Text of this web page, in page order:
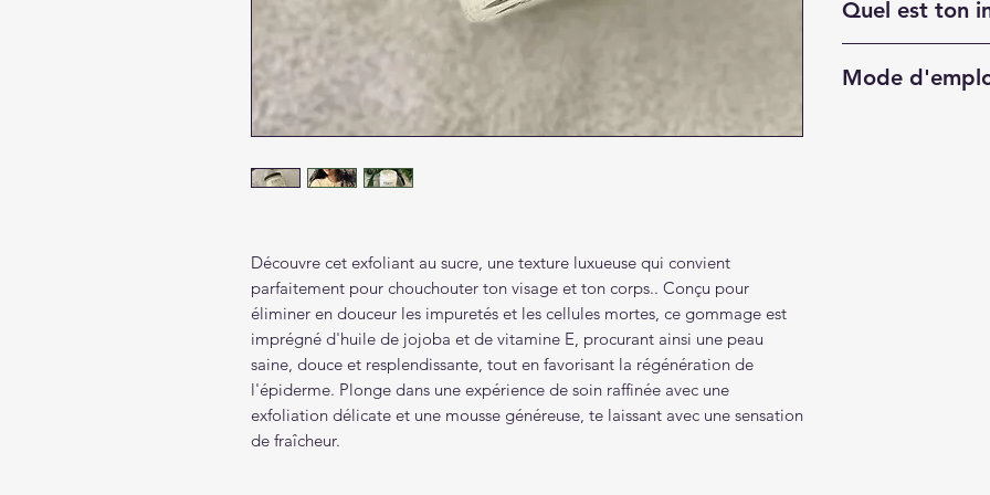
Découvre cet exfoliant au sucre, une texture luxueuse qui convient
parfaitement pour chouchouter ton visage et ton corps.. Conçu pour
éliminer en douceur les impuretés et les cellules mortes, ce gommage est
imprégné d'huile de jojoba et de vitamine E, procurant ainsi une peau
saine, douce et resplendissante, tout en favorisant la régénération de
l'épiderme. Plonge dans une expérience de soin raffinée avec une
exfoliation délicate et une mousse généreuse, te laissant avec une sensation
de fraîcheur.
Bénéfices pour ta
Une exfoliation
biologique, les
agresser ta
Isethionate,
pamplemousse*,
Quel est ton
Mode